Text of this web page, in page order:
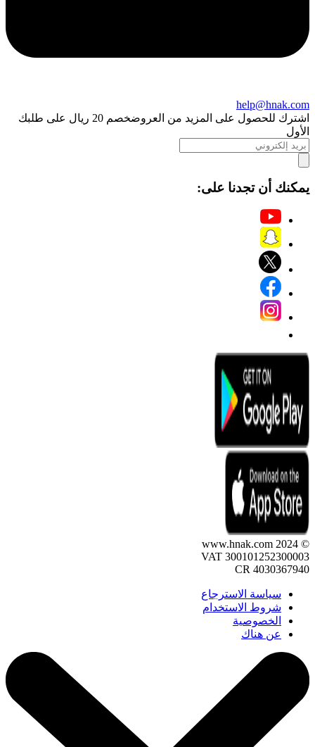
help@hnak.com
اشترك للحصول على المزيد من العروض
خصم 20 ريال على طلبك
الأول
يمكنك أن تجدنا على:
© 2024 www.hnak.com
VAT 300101252300003
CR 4030367940
سياسة الاسترجاع
شروط الاستخدام
الخصوصية
عن هناك